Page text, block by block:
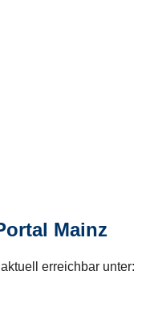
Mainz
erreichbar unter: